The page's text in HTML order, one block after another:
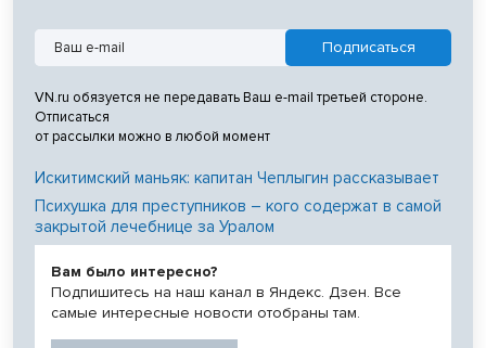
VN.ru обязуется не передавать Ваш e-mail третьей стороне.
Отписаться
от рассылки можно в любой момент
Искитимский маньяк: капитан Чеплыгин рассказывает
Психушка для преступников – кого содержат в самой
закрытой лечебнице за Уралом
Вам было интересно?
Подпишитесь на наш канал в Яндекс. Дзен. Все
самые интересные новости отобраны там.